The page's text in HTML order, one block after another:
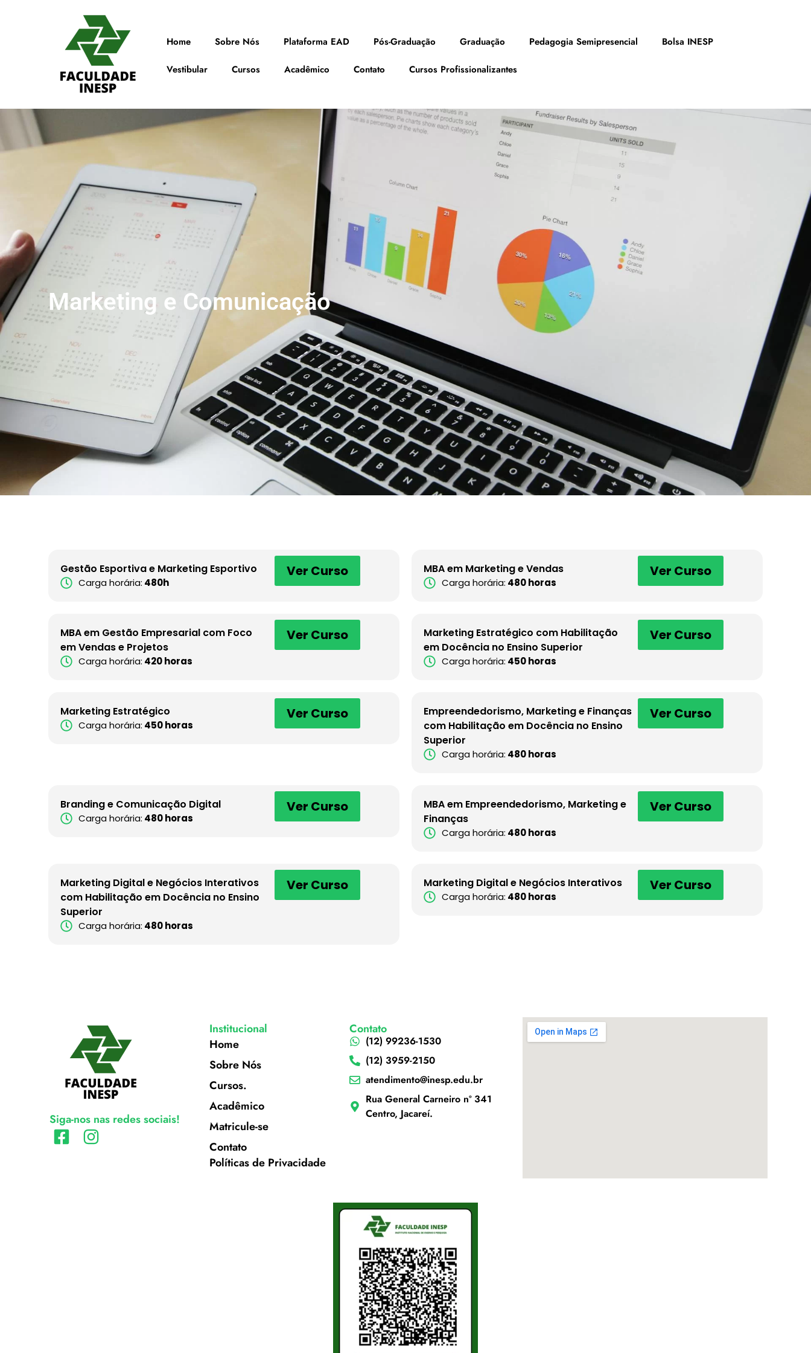
Home Sobre Nós Plataforma EAD Pós-Graduação Graduação Pedagogia Semipresencial Bolsa INESP
Vestibular Cursos Acadêmico Contato Cursos Profissionalizantes
Marketing e Comunicação
Gestão Esportiva e Marketing Esportivo
Carga horária: 480h
Ver Curso MBA em Marketing e Vendas
Carga horária: 480 horas
Ver Curso
MBA em Gestão Empresarial com Foco
em Vendas e Projetos
Carga horária: 420 horas
Ver Curso
Marketing Estratégico com Habilitação
em Docência no Ensino Superior
Carga horária: 450 horas
Ver Curso
Marketing Estratégico
Carga horária: 450 horas
Ver Curso
Empreendedorismo, Marketing e Finanças
com Habilitação em Docência no Ensino
Superior
Carga horária: 480 horas
Ver Curso
Branding e Comunicação Digital
Carga horária: 480 horas
Ver Curso
MBA em Empreendedorismo, Marketing e
Finanças
Carga horária: 480 horas
Ver Curso
Marketing Digital e Negócios Interativos
com Habilitação em Docência no Ensino
Superior
Carga horária: 480 horas
Ver Curso Marketing Digital e Negócios Interativos
Carga horária: 480 horas
Ver Curso
Siga-nos nas redes sociais!
Institucional
Home
Sobre Nós
Cursos.
Acadêmico
Matricule-se
Contato
Políticas de Privacidade
Contato
(12) 99236-1530
(12) 3959-2150
atendimento@inesp.edu.br
Rua General Carneiro nº 341
Centro, Jacareí.